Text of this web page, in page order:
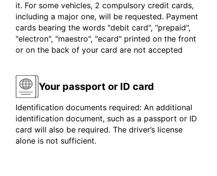
it. For some vehicles, 2 compulsory credit cards,
including a major one, will be requested. Payment
cards bearing the words "debit card", "prepaid",
"electron", "maestro", "ecard" printed on the front
or on the back of your card are not accepted
Your passport or ID card
Identification documents required: An additional
identification document, such as a passport or ID
card will also be required. The driver’s license
alone is not sufficient.